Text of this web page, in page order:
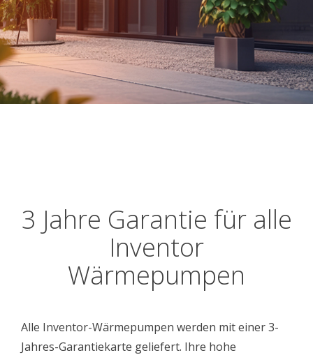
3 Jahre Garantie für alle
Inventor
Wärmepumpen
Alle Inventor-Wärmepumpen werden mit einer 3-
Jahres-Garantiekarte geliefert. Ihre hohe